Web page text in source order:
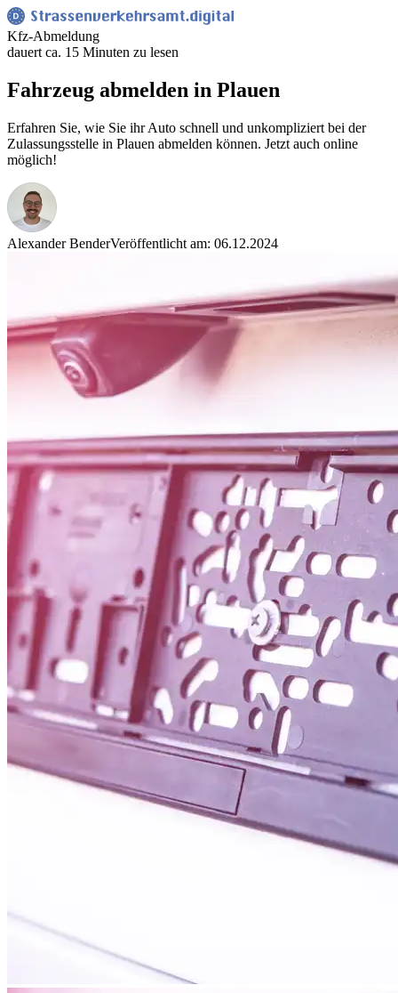
Kfz-Abmeldung
dauert ca. 15 Minuten zu lesen
Fahrzeug abmelden in Plauen
Erfahren Sie, wie Sie ihr Auto schnell und unkompliziert bei der
Zulassungsstelle in Plauen abmelden können. Jetzt auch online
möglich!
Alexander BenderVeröffentlicht am: 06.12.2024